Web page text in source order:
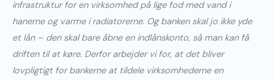
infrastruktur for en virksomhed på lige fod med vand i
hanerne og varme i radiatorerne. Og banken skal jo ikke yde
et lån – den skal bare åbne en indlånskonto, så man kan få
driften til at køre. Derfor arbejder vi for, at det bliver
lovpligtigt for bankerne at tildele virksomhederne en